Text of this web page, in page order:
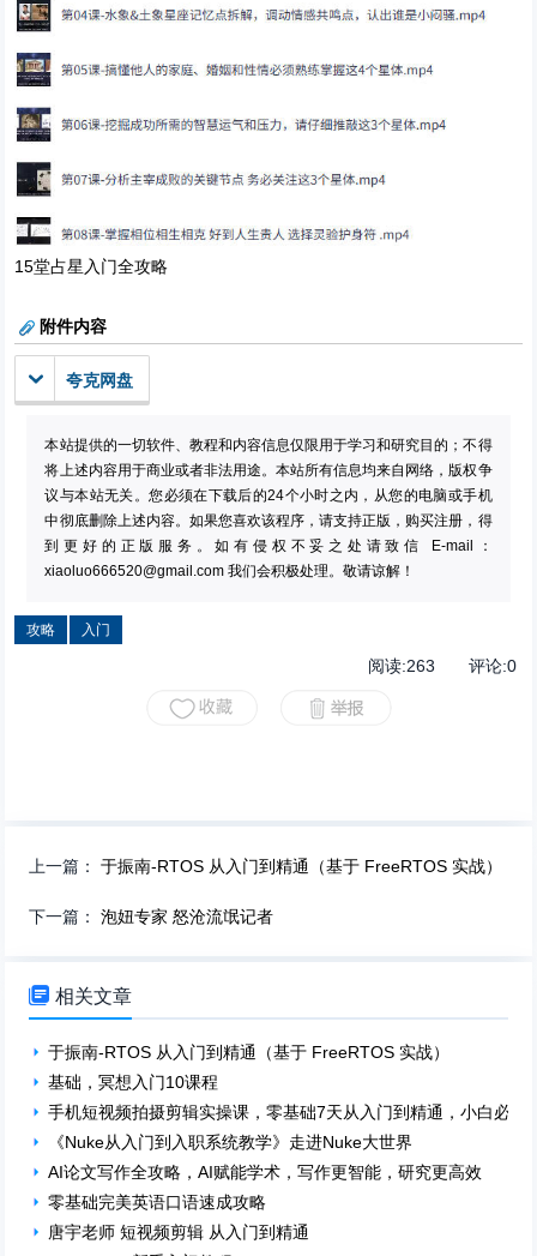
15堂占星入门全攻略
附件内容
夸克网盘
本站提供的一切软件、教程和内容信息仅限用于学习和研究目的；不得
将上述内容用于商业或者非法用途。本站所有信息均来自网络，版权争
议与本站无关。您必须在下载后的24个小时之内，从您的电脑或手机
中彻底删除上述内容。如果您喜欢该程序，请支持正版，购买注册，得
到更好的正版服务。如有侵权不妥之处请致信 E-mail：
xiaoluo666520@gmail.com 我们会积极处理。敬请谅解！
攻略 入门
阅读:263 评论:0
上一篇：于振南-RTOS 从入门到精通（基于 FreeRTOS 实战）
下一篇：泡妞专家 怒沧流氓记者
 相关文章
于振南-RTOS 从入门到精通（基于 FreeRTOS 实战）
基础，冥想入门10课程
手机短视频拍摄剪辑实操课，零基础7天从入门到精通，小白必学
《Nuke从入门到入职系统教学》走进Nuke大世界
AI论文写作全攻略，AI赋能学术，写作更智能，研究更高效
零基础完美英语口语速成攻略
唐宇老师 短视频剪辑 从入门到精通